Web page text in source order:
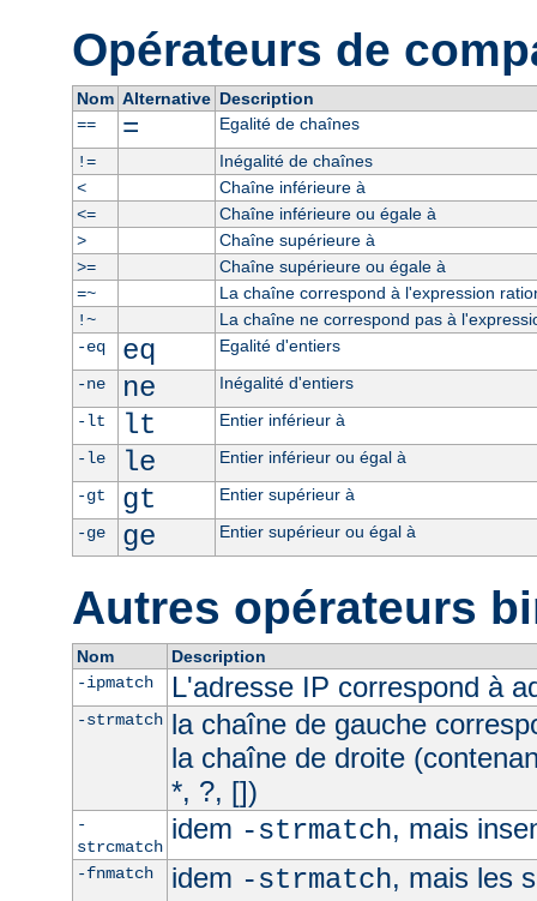
Opérateurs de
Nom Alternative Description
==
=
Egalité de chaînes
!=
Inégalité de chaînes
<
Chaîne inférieure à
<=
Chaîne inférieure ou égale à
>
Chaîne supérieure à
>=
Chaîne supérieure ou égale à
=~
La chaîne correspond à l'expression
!~
La chaîne ne correspond pas à
-eq
eq
Egalité d'entiers
-ne
ne
Inégalité d'entiers
-lt
lt
Entier inférieur à
-le
le
Entier inférieur ou égal à
-gt
gt
Entier supérieur à
-ge
ge Entier supérieur ou égal à
Autres opérateurs
Nom
Description
-ipmatch
L'adresse IP correspond à
-strmatch la chaîne de gauche
la chaîne de droite
*, ?, [])
-
strcmatch
idem -strmatch, mais
-fnmatch idem -strmatch, mais les